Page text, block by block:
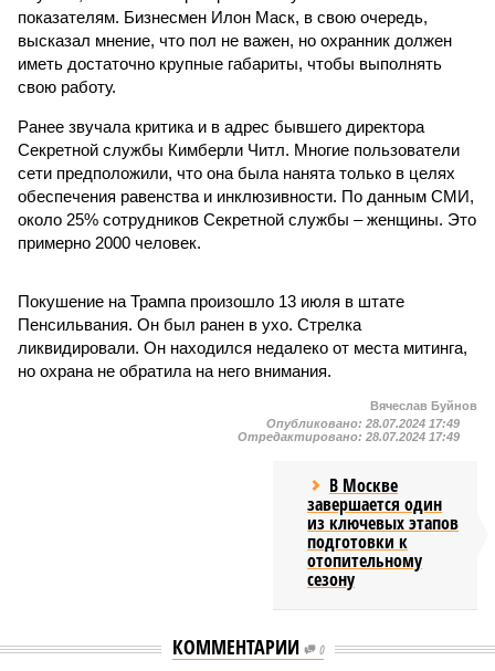
показателям. Бизнесмен Илон Маск, в свою очередь,
высказал мнение, что пол не важен, но охранник должен
иметь достаточно крупные габариты, чтобы выполнять
свою работу.
Ранее звучала критика и в адрес бывшего директора
Секретной службы Кимберли Читл. Многие пользователи
сети предположили, что она была нанята только в целях
обеспечения равенства и инклюзивности. По данным СМИ,
около 25% сотрудников Секретной службы – женщины. Это
примерно 2000 человек.
Покушение на Трампа произошло 13 июля в штате
Пенсильвания. Он был ранен в ухо. Стрелка
ликвидировали. Он находился недалеко от места митинга,
но охрана не обратила на него внимания.
Вячеслав Буйнов
Опубликовано: 28.07.2024 17:49
Отредактировано: 28.07.2024 17:49
В Москве
завершается один
из ключевых этапов
подготовки к
отопительному
сезону
КОММЕНТАРИИ 0